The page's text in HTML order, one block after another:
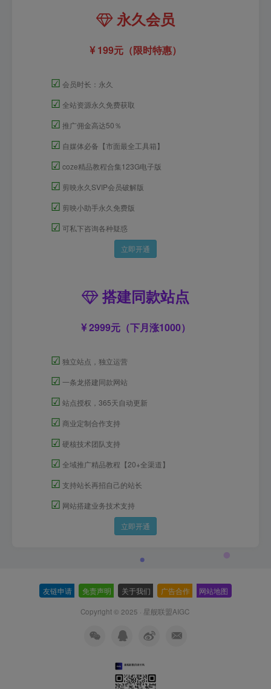
永久会员
199元（限时特惠）
☑ 会员时长：永久
☑ 全站资源永久免费获取
☑ 推广佣金高达50％
☑ 自媒体必备【市面最全工具箱】
☑ coze精品教程合集123G电子版
☑ 剪映永久SVIP会员破解版
☑ 剪映小助手永久免费版
☑ 可私下咨询各种疑惑
立即开通
搭建同款站点
2999元（下月涨1000）
☑ 独立站点，独立运营
☑ 一条龙搭建同款网站
☑ 站点授权，365天自动更新
☑ 商业定制合作支持
☑ 硬核技术团队支持
☑ 全域推广精品教程【20+全渠道】
☑ 支持站长再招自己的站长
☑ 网站搭建业务技术支持
立即开通
友链申请 免责声明 关于我们 广告合作 网站地图
Copyright © 2025 · 星舰联盟AIGC